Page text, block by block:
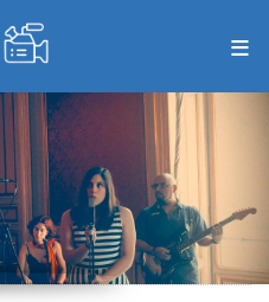
al
principal